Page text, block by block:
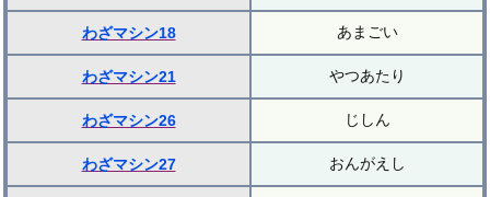
わざマシン18 あまごい
わざマシン21 やつあたり
わざマシン26 じしん
わざマシン27 おんがえし